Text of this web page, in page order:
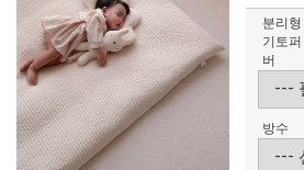
분리
기토퍼
버
방수